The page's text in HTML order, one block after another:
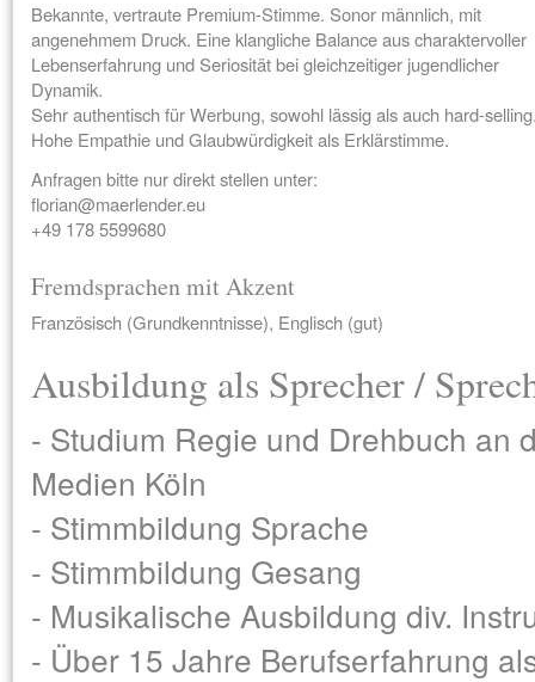
Bekannte, vertraute Premium-Stimme. Sonor männlich, mit
angenehmem Druck. Eine klangliche Balance aus charaktervoller
Lebenserfahrung und Seriosität bei gleichzeitiger jugendlicher
Dynamik.
Sehr authentisch für Werbung, sowohl lässig als auch hard-
Hohe Empathie und Glaubwürdigkeit als Erklärstimme.
Anfragen bitte nur direkt stellen unter:
florian@maerlender.eu
+49 178 5599680
Fremdsprachen mit Akzent
Französisch (Grundkenntnisse), Englisch (gut)
Ausbildung als Sprecher /
- Studium Regie und Drehbuch an
Medien Köln
- Stimmbildung Sprache
- Stimmbildung Gesang
- Musikalische Ausbildung div.
- Über 15 Jahre Berufserfahrung